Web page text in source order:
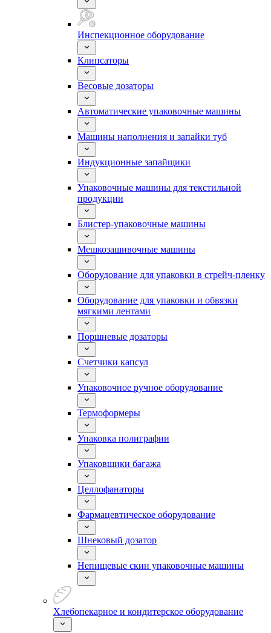
Инспекционное оборудование
Клипсаторы
Весовые дозаторы
Автоматические упаковочные машины
Машины наполнения и запайки туб
Индукционные запайщики
Упаковочные машины для текстильной
продукции
Блистер-упаковочные машины
Мешкозашивочные машины
Оборудование для упаковки в стрейч-пленку
Оборудование для упаковки и обвязки
мягкими лентами
Поршневые дозаторы
Счетчики капсул
Упаковочное ручное оборудование
Термоформеры
Упаковка полиграфии
Упаковщики багажа
Целлофанаторы
Фармацевтическое оборудование
Шнековый дозатор
Непищевые скин упаковочные машины
Хлебопекарное и кондитерское оборудование